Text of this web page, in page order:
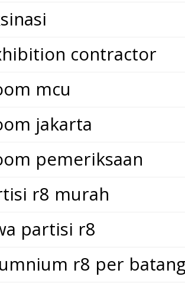
contractor
mcu
jakarta
pemeriksaan
r8 murah
partisi r8
r8 per